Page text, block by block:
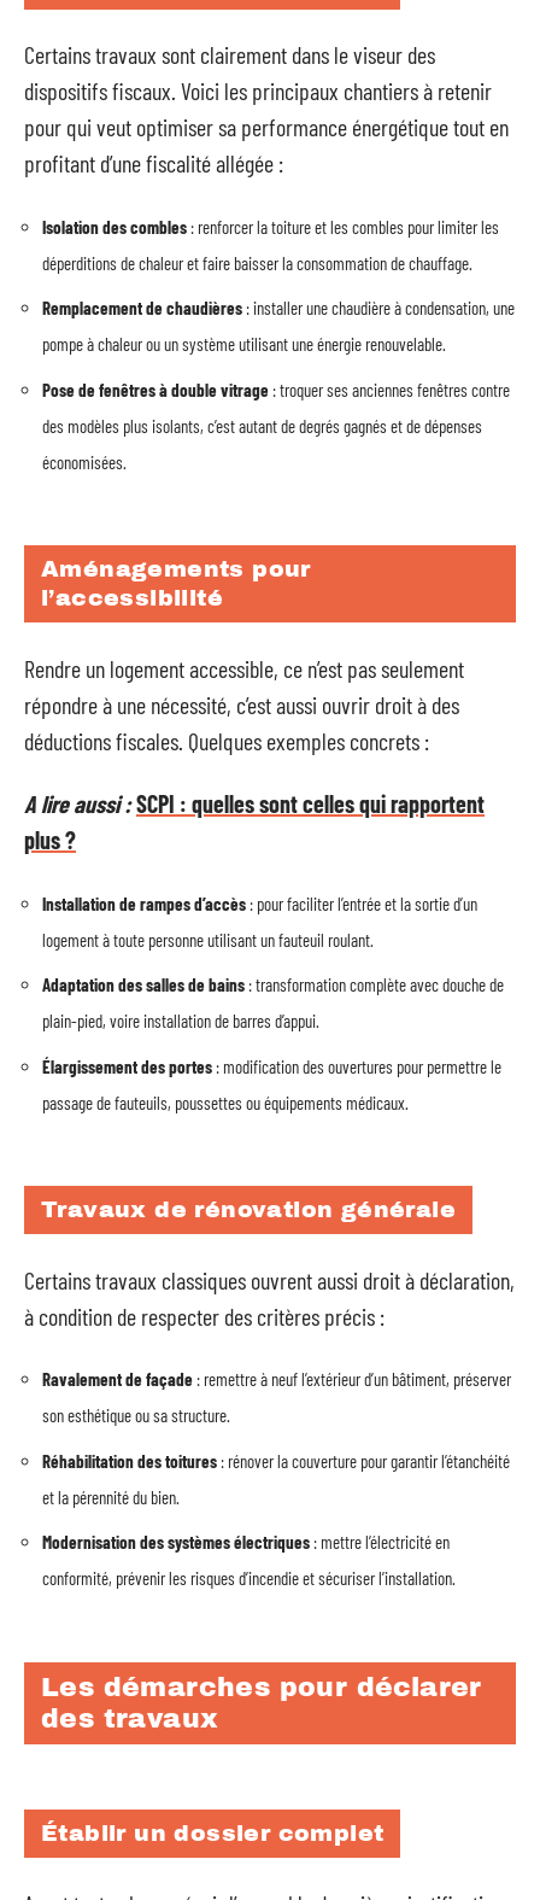
Certains travaux sont clairement dans le viseur des
dispositifs fiscaux. Voici les principaux chantiers à retenir
pour qui veut optimiser sa performance énergétique tout en
profitant d’une fiscalité allégée :
Isolation des combles : renforcer la toiture et les combles pour limiter les
déperditions de chaleur et faire baisser la consommation de chauffage.
Remplacement de chaudières : installer une chaudière à condensation, une
pompe à chaleur ou un système utilisant une énergie renouvelable.
Pose de fenêtres à double vitrage : troquer ses anciennes fenêtres contre
des modèles plus isolants, c’est autant de degrés gagnés et de dépenses
économisées.
Aménagements pour
l’accessibilité
Rendre un logement accessible, ce n’est pas seulement
répondre à une nécessité, c’est aussi ouvrir droit à des
déductions fiscales. Quelques exemples concrets :
A lire aussi :SCPI : quelles sont celles qui rapportent
plus ?
Installation de rampes d’accès : pour faciliter l’entrée et la sortie d’un
logement à toute personne utilisant un fauteuil roulant.
Adaptation des salles de bains : transformation complète avec douche de
plain-pied, voire installation de barres d’appui.
Élargissement des portes : modification des ouvertures pour permettre le
passage de fauteuils, poussettes ou équipements médicaux.
Travaux de rénovation générale
Certains travaux classiques ouvrent aussi droit à déclaration,
à condition de respecter des critères précis :
Ravalement de façade : remettre à neuf l’extérieur d’un bâtiment, préserver
son esthétique ou sa structure.
Réhabilitation des toitures : rénover la couverture pour garantir l’étanchéité
et la pérennité du bien.
Modernisation des systèmes électriques : mettre l’électricité en
conformité, prévenir les risques d’incendie et sécuriser l’installation.
Les démarches pour déclarer
des travaux
Établir un dossier complet